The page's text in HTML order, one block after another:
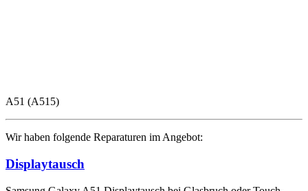
A51 (A515)
Wir haben folgende Reparaturen im Angebot:
Displaytausch